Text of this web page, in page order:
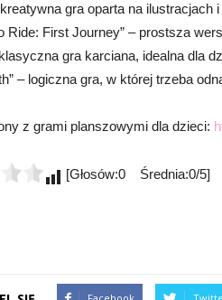
kreatywna gra oparta na ilustracjach
Ride: First Journey” – prostsza
gra karciana, idealna dla
– logiczna gra, w której trzeba
z grami planszowymi dla dzieci:
[Głosów:0 Średnia:0/5]